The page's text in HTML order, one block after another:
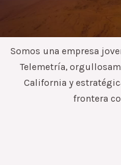
Somos una empresa
Telemetría,
California y
frontera